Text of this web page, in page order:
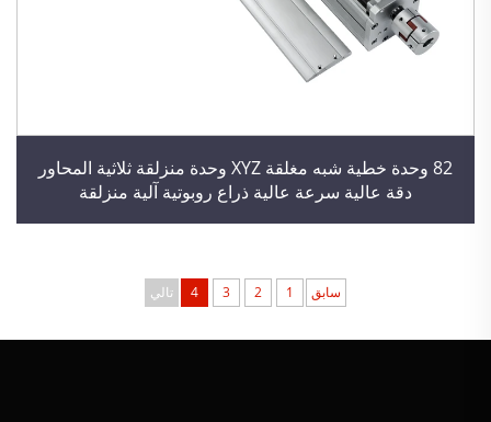
82 وحدة خطية شبه مغلقة XYZ وحدة منزلقة ثلاثية المحاور
دقة عالية سرعة عالية ذراع روبوتية آلية منزلقة
سابق 1
2
3
4 تالي